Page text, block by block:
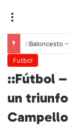
Futbol
::Fútbol
un